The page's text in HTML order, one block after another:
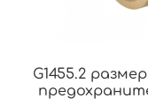
G1455.2